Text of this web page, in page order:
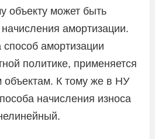
объекту может быть
амортизации.
амортизации
политике, применяется
К тому же в НУ
начисления износа